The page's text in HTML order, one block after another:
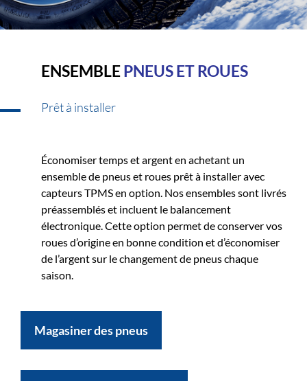
ENSEMBLEPNEUS ET ROUES
Prêt à installer
Économiser temps et argent en achetant un
ensemble de pneus et roues prêt à installer avec
capteurs TPMS en option. Nos ensembles sont livrés
préassemblés et incluent le balancement
électronique. Cette option permet de conserver vos
roues d’origine en bonne condition et d’économiser
de l’argent sur le changement de pneus chaque
saison.
Magasiner des pneus